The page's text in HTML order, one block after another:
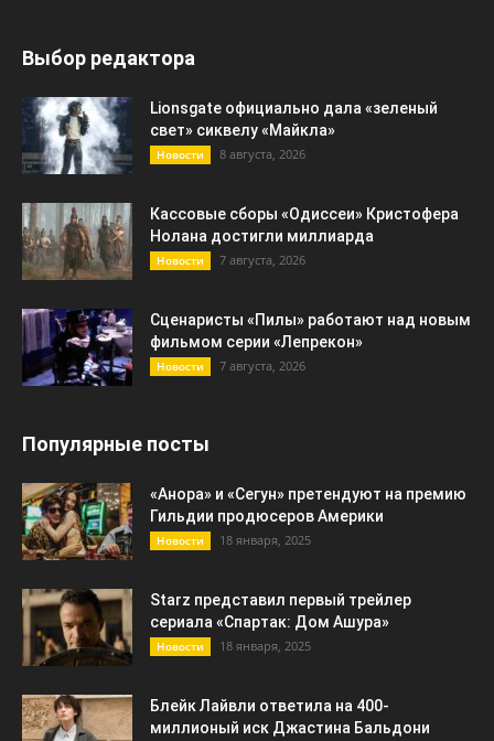
Выбор редактора
Lionsgate официально дала «зеленый
свет» сиквелу «Майкла»
Новости 8 августа, 2026
Кассовые сборы «Одиссеи» Кристофера
Нолана достигли миллиарда
Новости 7 августа, 2026
Сценаристы «Пилы» работают над новым
фильмом серии «Лепрекон»
Новости 7 августа, 2026
Популярные посты
«Анора» и «Сегун» претендуют на премию
Гильдии продюсеров Америки
Новости 18 января, 2025
Starz представил первый трейлер
сериала «Спартак: Дом Ашура»
Новости 18 января, 2025
Блейк Лайвли ответила на 400-
миллионый иск Джастина Бальдони